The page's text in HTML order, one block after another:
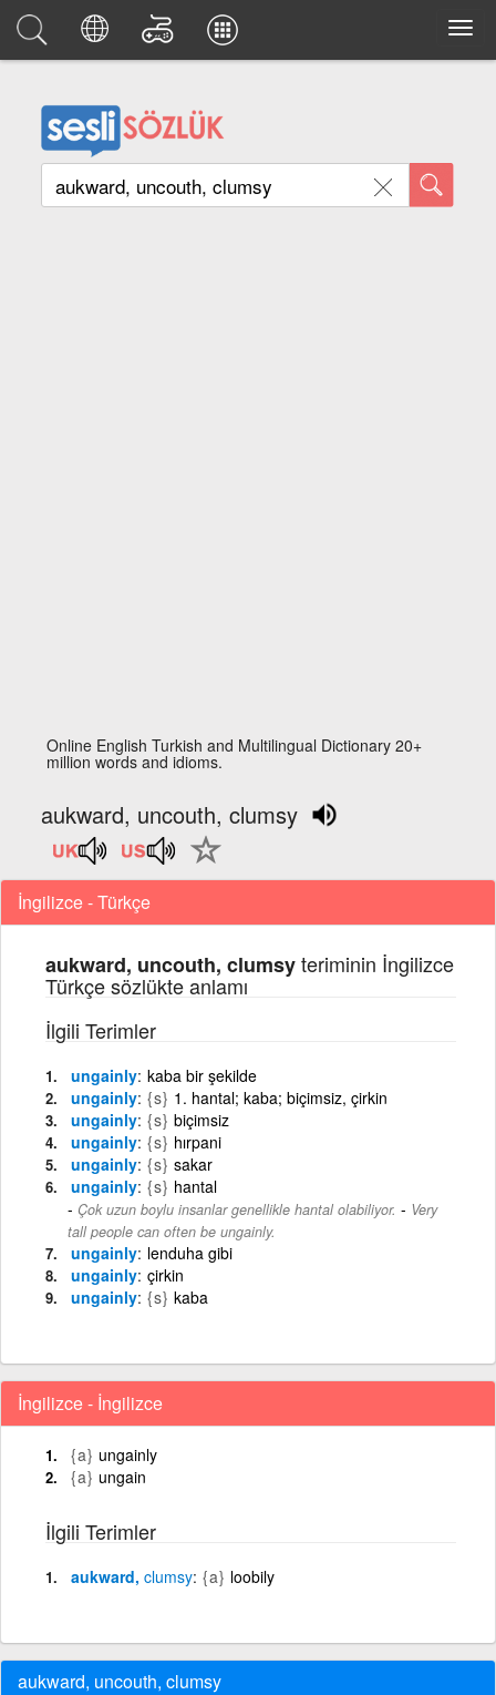
Online English Turkish and Multilingual Dictionary 20+
million words and idioms.
aukward, uncouth, clumsy
İngilizce - Türkçe
aukward, uncouth, clumsyteriminin İngilizce
Türkçe sözlükte anlamı
İlgili Terimler
ungainly kaba bir şekilde
ungainly {s} 1. hantal; kaba; biçimsiz, çirkin
ungainly {s} biçimsiz
ungainly {s} hırpani
ungainly {s} sakar
ungainly {s} hantal
Çok uzun boylu insanlar genellikle hantal olabiliyor. - Very
tall people can often be ungainly.
ungainly lenduha gibi
ungainly çirkin
ungainly {s} kaba
İngilizce - İngilizce
{a} ungainly
{a} ungain
İlgili Terimler
aukward, clumsy {a} loobily
aukward, uncouth, clumsy